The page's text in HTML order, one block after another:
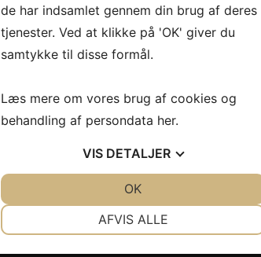
de har indsamlet gennem din brug af deres
tjenester. Ved at klikke på 'OK' giver du
samtykke til disse formål.
Læs mere om vores brug af cookies og
behandling af persondata her.
VIS DETALJER
AFVIS ALLE
OK